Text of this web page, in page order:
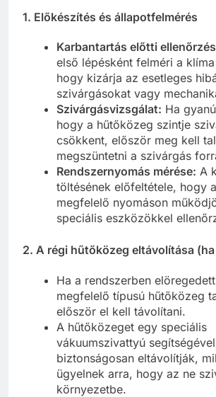
1. Előkészítés és állapotfelmérés
Karbantartás előtti
első lépésként felméri a
hogy kizárja az esetleges
szivárgásokat vagy
Szivárgásvizsgálat: Ha
hogy a hűtőközeg szintje
csökkent, először meg kell
megszüntetni a szivárgás
Rendszernyomás mérése: A
töltésének előfeltétele, hogy
megfelelő nyomáson
speciális eszközökkel
2. A régi hűtőközeg eltávolítása
Ha a rendszerben
megfelelő típusú hűtőközeg
először el kell távolítani.
A hűtőközeget egy speciális
vákuumszivattyú segítségével
biztonságosan eltávolítják,
ügyelnek arra, hogy az ne
környezetbe.